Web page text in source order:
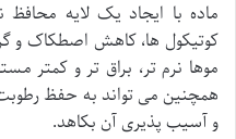
ماده با ایجاد یک لایه
کوتیکول ها، کاهش اصطکاک و
موها نرم تر، براق تر و کمتر
همچنین می تواند به حفظ
و آسیب پذیری آن بکاهد.